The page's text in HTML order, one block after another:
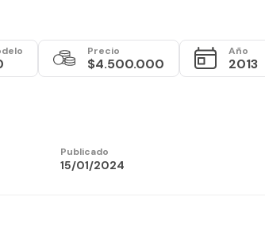
Precio
$4.500.000
Año
2013
Publicado
15/01/2024